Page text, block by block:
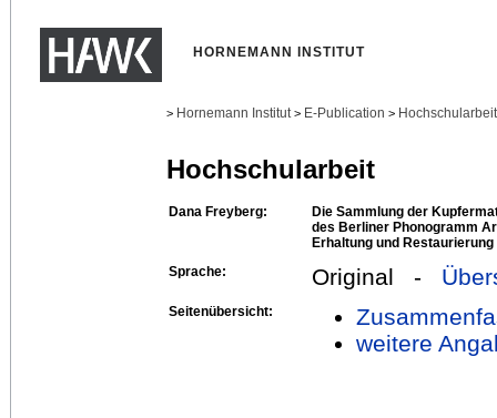
HORNEMANN INSTITUT
> Hornemann Institut > E-Publication >
Hochschularbeit
Dana Freyberg:
Die Sammlung der
des Berliner Phonogramm
Erhaltung und Restaurierung
Sprache:
Original -
Seitenübersicht:
weitere